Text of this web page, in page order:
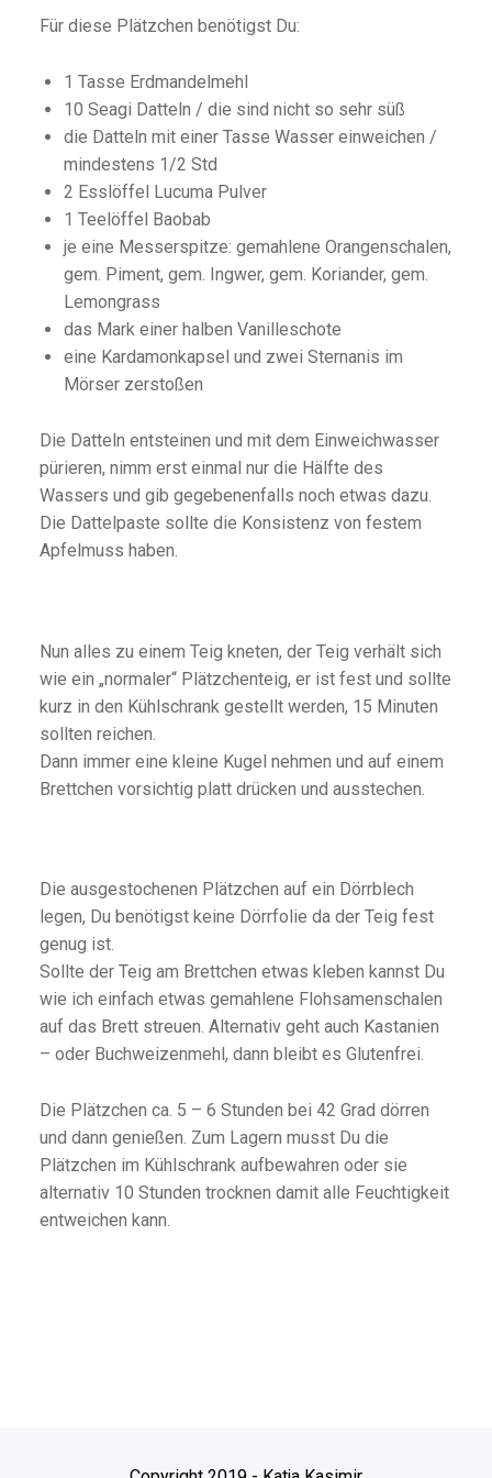
Für diese Plätzchen benötigst Du:
1 Tasse Erdmandelmehl
10 Seagi Datteln / die sind nicht so sehr süß
die Datteln mit einer Tasse Wasser einweichen /
mindestens 1/2 Std
2 Esslöffel Lucuma Pulver
1 Teelöffel Baobab
je eine Messerspitze: gemahlene Orangenschalen,
gem. Piment, gem. Ingwer, gem. Koriander, gem.
Lemongrass
das Mark einer halben Vanilleschote
eine Kardamonkapsel und zwei Sternanis im
Mörser zerstoßen
Die Datteln entsteinen und mit dem Einweichwasser
pürieren, nimm erst einmal nur die Hälfte des
Wassers und gib gegebenenfalls noch etwas dazu.
Die Dattelpaste sollte die Konsistenz von festem
Apfelmuss haben.
Nun alles zu einem Teig kneten, der Teig verhält sich
wie ein „normaler“ Plätzchenteig, er ist fest und sollte
kurz in den Kühlschrank gestellt werden, 15 Minuten
sollten reichen.
Dann immer eine kleine Kugel nehmen und auf einem
Brettchen vorsichtig platt drücken und ausstechen.
Die ausgestochenen Plätzchen auf ein Dörrblech
legen, Du benötigst keine Dörrfolie da der Teig fest
genug ist.
Sollte der Teig am Brettchen etwas kleben kannst Du
wie ich einfach etwas gemahlene Flohsamenschalen
auf das Brett streuen. Alternativ geht auch Kastanien
– oder Buchweizenmehl, dann bleibt es Glutenfrei.
Die Plätzchen ca. 5 – 6 Stunden bei 42 Grad dörren
und dann genießen. Zum Lagern musst Du die
Plätzchen im Kühlschrank aufbewahren oder sie
alternativ 10 Stunden trocknen damit alle Feuchtigkeit
entweichen kann.